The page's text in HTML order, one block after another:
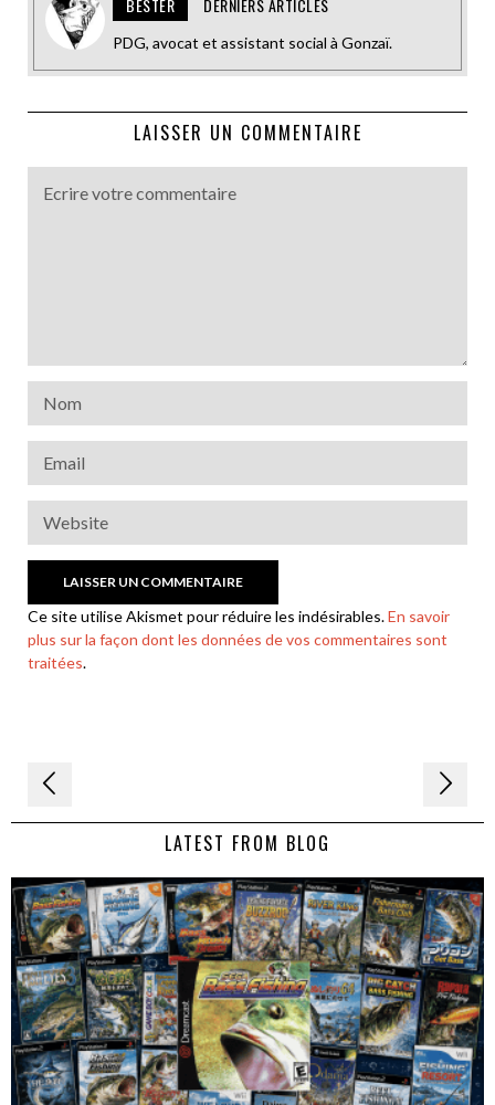
PDG, avocat et assistant social à Gonzaï.
LAISSER UN COMMENTAIRE
Ce site utilise Akismet pour réduire les indésirables.En savoir
plus sur la façon dont les données de vos commentaires sont
traitées.
Navigation
de LATEST FROM BLOG